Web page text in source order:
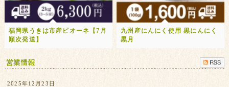
福岡県うきは市産ピオーネ【7月
順次発送】
九州産にんにく使用 黒にんにく
黒月
2025年12月23日